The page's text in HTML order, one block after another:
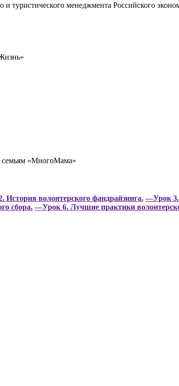
туристического менеджмента Российского
«МногоМама»
История волонтерского фандрайзинга. —Урок 3.
сбора. —Урок 6. Лучшие практики